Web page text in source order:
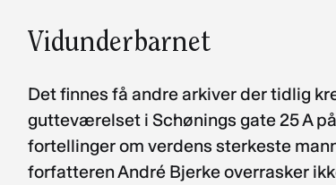
Vidunderbarnet
Det finnes få andre arkiver der tidlig
gutteværelset i Schønings gate 25 A
fortellinger om verdens sterkeste
forfatteren André Bjerke overrasker